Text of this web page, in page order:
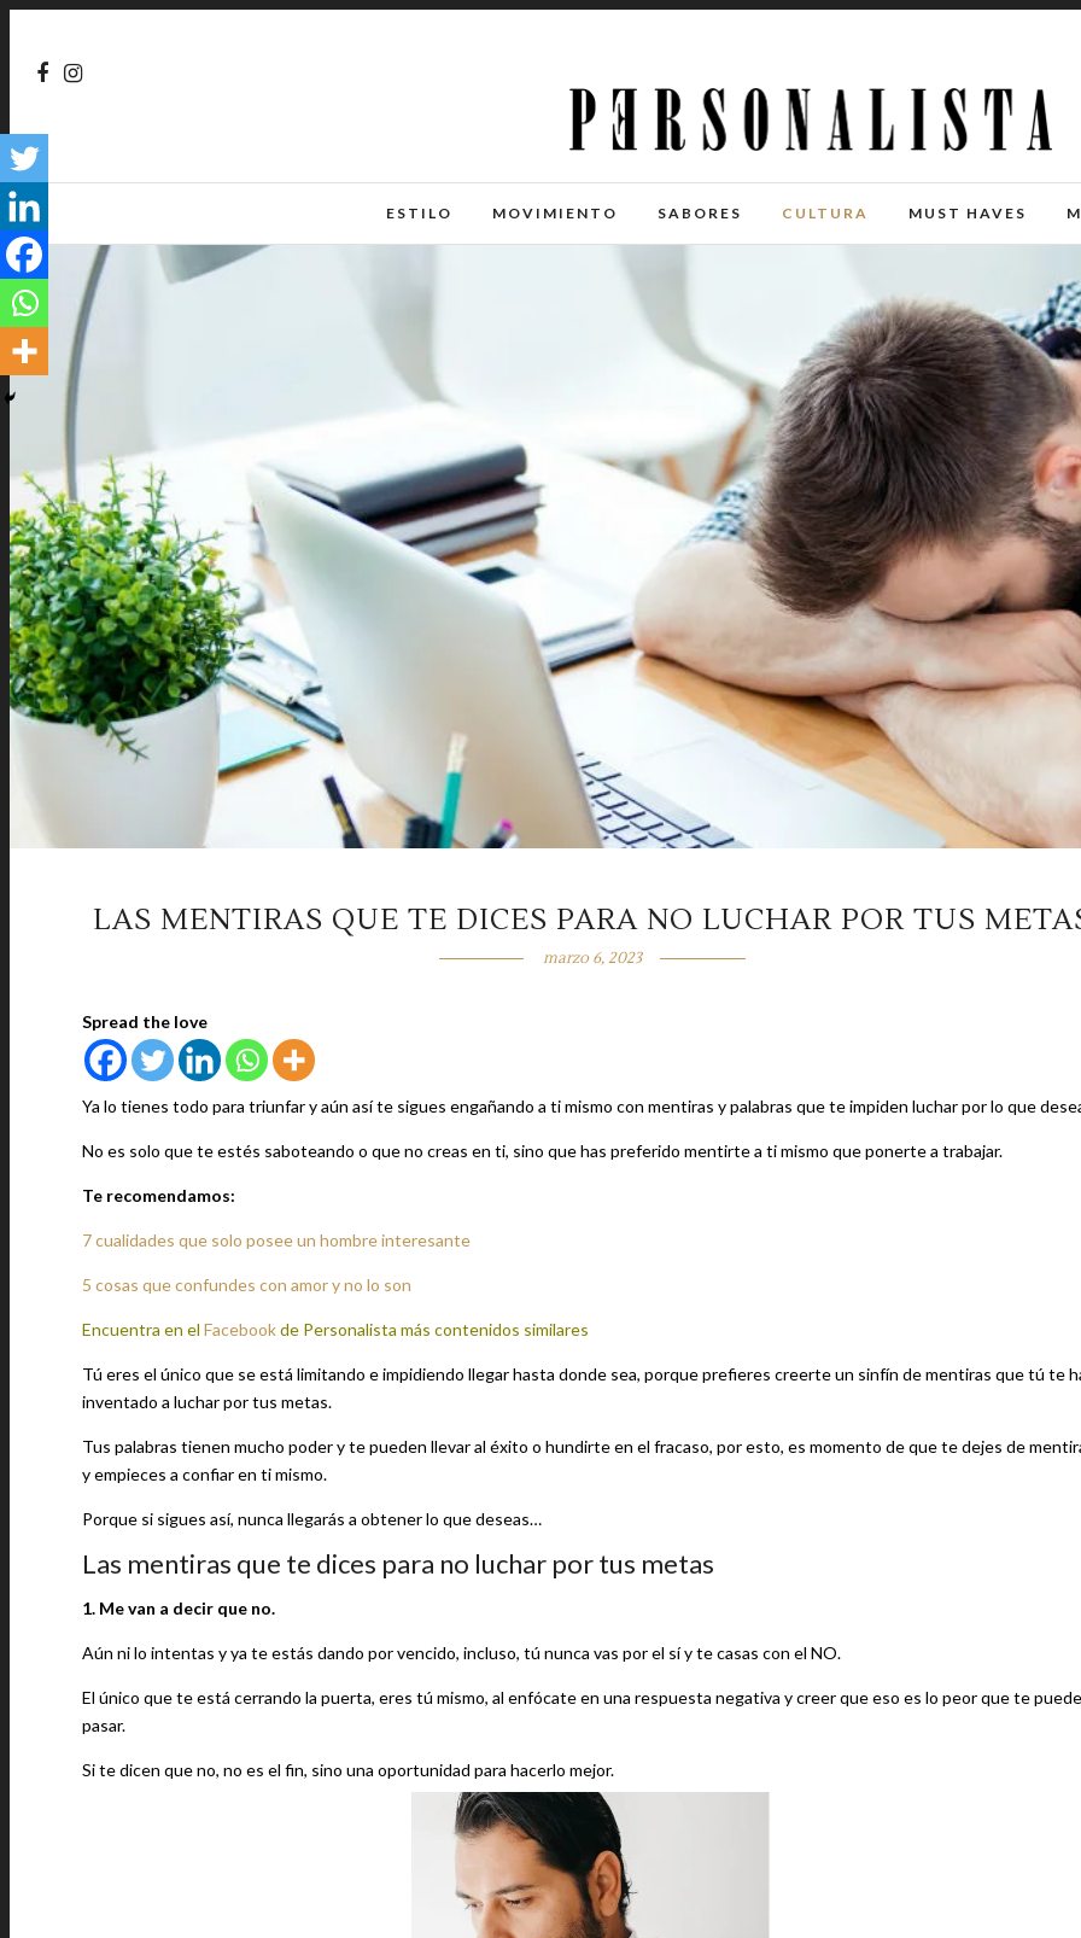
ESTILO MOVIMIENTO SABORES CULTURA MUST HAVES
LAS MENTIRAS QUE TE DICES PARA NO LUCHAR POR TUS
marzo 6, 2023
Spread the love
Ya lo tienes todo para triunfar y aún así te sigues engañando a ti mismo con mentiras y palabras que te impiden luchar por lo que
No es solo que te estés saboteando o que no creas en ti, sino que has preferido mentirte a ti mismo que ponerte a trabajar.
Te recomendamos:
7 cualidades que solo posee un hombre interesante
5 cosas que confundes con amor y no lo son
Encuentra en el Facebookde Personalista más contenidos similares
Tú eres el único que se está limitando e impidiendo llegar hasta donde sea, porque prefieres creerte un sinfín de mentiras que tú te
inventado a luchar por tus metas.
Tus palabras tienen mucho poder y te pueden llevar al éxito o hundirte en el fracaso, por esto, es momento de que te dejes de
y empieces a confiar en ti mismo.
Porque si sigues así, nunca llegarás a obtener lo que deseas…
Las mentiras que te dices para no luchar por tus metas
1. Me van a decir que no.
Aún ni lo intentas y ya te estás dando por vencido, incluso, tú nunca vas por el sí y te casas con el NO.
El único que te está cerrando la puerta, eres tú mismo, al enfócate en una respuesta negativa y creer que eso es lo peor que te puede
pasar.
Si te dicen que no, no es el fin, sino una oportunidad para hacerlo mejor.